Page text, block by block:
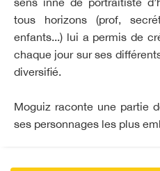
tous horizons (prof,
enfants...) lui a permis de
chaque jour sur ses
diversifié.
Moguiz raconte une partie
ses personnages les plus